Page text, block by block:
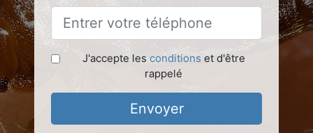
J'accepte les conditions et d'être
rappelé
Envoyer